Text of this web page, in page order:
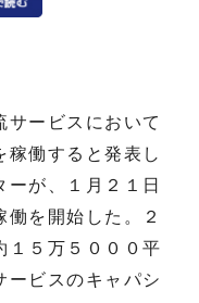
ービスにおいて
稼働すると発表し
が、１月２１日
を開始した。２
１５万５０００平
ービスのキャパシ